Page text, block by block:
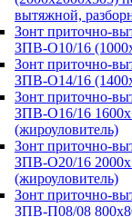
вытяжной,
Зонт приточно-
ЗПВ-О10/16
Зонт приточно-
ЗПВ-О14/16
Зонт приточно-
ЗПВ-О16/16
(жироуловитель)
Зонт приточно-
ЗПВ-О20/16
(жироуловитель)
Зонт приточно-
ЗПВ-П08/08